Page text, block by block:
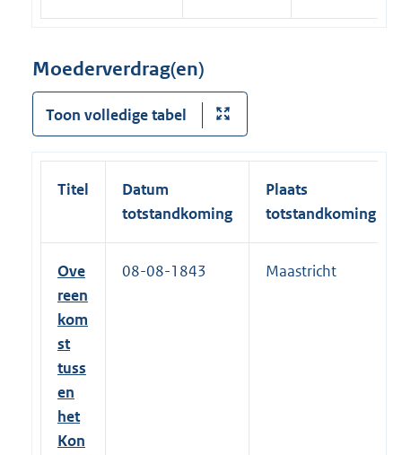
Moederverdrag(en)
Toon volledige tabel
Titel
Datum
totstandkoming
Plaats
totstandkoming
Ove
reen
kom
st
tuss
en
het
Kon
08-08-1843 Maastricht